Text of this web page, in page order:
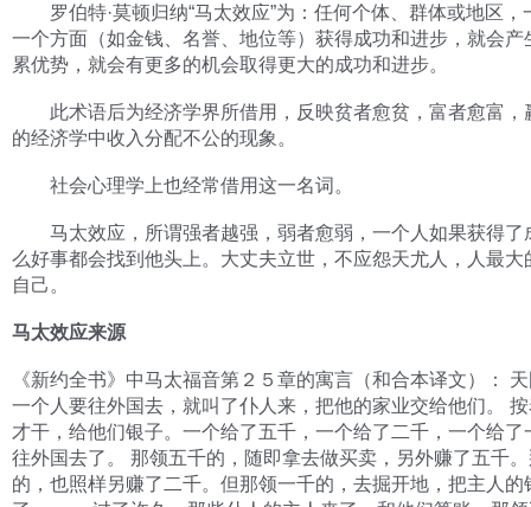
罗伯特·莫顿归纳“马太效应”为：任何个体、群体或地区，
一个方面（如金钱、名誉、地位等）获得成功和进步，就会产
累优势，就会有更多的机会取得更大的成功和进步。
此术语后为经济学界所借用，反映贫者愈贫，富者愈富，
的经济学中收入分配不公的现象。
社会心理学上也经常借用这一名词。
马太效应，所谓强者越强，弱者愈弱，一个人如果获得了
么好事都会找到他头上。大丈夫立世，不应怨天尤人，人最大
自己。
马太效应来源
《新约全书》中马太福音第２５章的寓言（和合本译文）：
一个人要往外国去，就叫了仆人来，把他的家业交给他们。
才干，给他们银子。一个给了五千，一个给了二千，一个给了
往外国去了。 那领五千的，随即拿去做买卖，另外赚了五千
的，也照样另赚了二千。但那领一千的，去掘开地，把主人的